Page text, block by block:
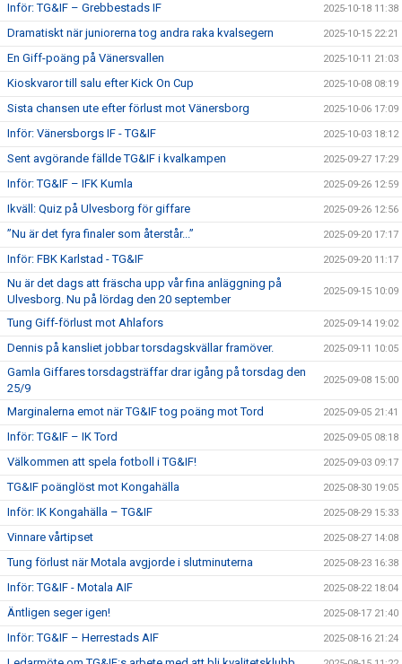
Inför: TG&IF – Grebbestads IF 2025-10-18 11:38
Dramatiskt när juniorerna tog andra raka kvalsegern 2025-10-15 22:21
En Giff-poäng på Vänersvallen 2025-10-11 21:03
Kioskvaror till salu efter Kick On Cup 2025-10-08 08:19
Sista chansen ute efter förlust mot Vänersborg 2025-10-06 17:09
Inför: Vänersborgs IF - TG&IF 2025-10-03 18:12
Sent avgörande fällde TG&IF i kvalkampen 2025-09-27 17:29
Inför: TG&IF – IFK Kumla 2025-09-26 12:59
Ikväll: Quiz på Ulvesborg för giffare 2025-09-26 12:56
”Nu är det fyra finaler som återstår...” 2025-09-20 17:17
Inför: FBK Karlstad - TG&IF 2025-09-20 11:17
Nu är det dags att fräscha upp vår fina anläggning på
Ulvesborg. Nu på lördag den 20 september
2025-09-15 10:09
Tung Giff-förlust mot Ahlafors 2025-09-14 19:02
Dennis på kansliet jobbar torsdagskvällar framöver. 2025-09-11 10:05
Gamla Giffares torsdagsträffar drar igång på torsdag den
25/9
2025-09-08 15:00
Marginalerna emot när TG&IF tog poäng mot Tord 2025-09-05 21:41
Inför: TG&IF – IK Tord 2025-09-05 08:18
Välkommen att spela fotboll i TG&IF! 2025-09-03 09:17
TG&IF poänglöst mot Kongahälla 2025-08-30 19:05
Inför: IK Kongahälla – TG&IF 2025-08-29 15:33
Vinnare vårtipset 2025-08-27 14:08
Tung förlust när Motala avgjorde i slutminuterna 2025-08-23 16:38
Inför: TG&IF - Motala AIF 2025-08-22 18:04
Äntligen seger igen! 2025-08-17 21:40
Inför: TG&IF – Herrestads AIF 2025-08-16 21:24